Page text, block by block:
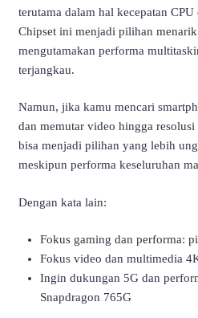
terutama dalam hal kecepatan
Chipset ini menjadi pilihan
mengutamakan performa
terjangkau.
Namun, jika kamu mencari
dan memutar video hingga
bisa menjadi pilihan yang lebih
meskipun performa keseluruhan
Dengan kata lain:
Fokus gaming dan performa:
Fokus video dan multimedia
Ingin dukungan 5G dan
Snapdragon 765G